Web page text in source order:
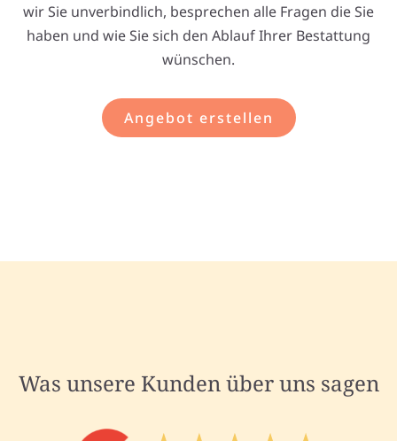
wir Sie unverbindlich, besprechen alle Fragen die Sie
haben und wie Sie sich den Ablauf Ihrer Bestattung
wünschen.
Angebot erstellen
Was unsere Kunden über uns sagen